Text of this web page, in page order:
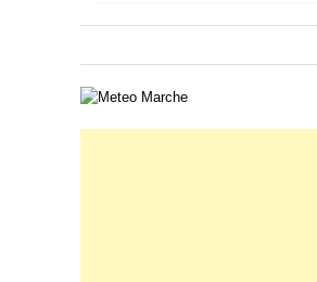
Carta meteorologica delle Marche